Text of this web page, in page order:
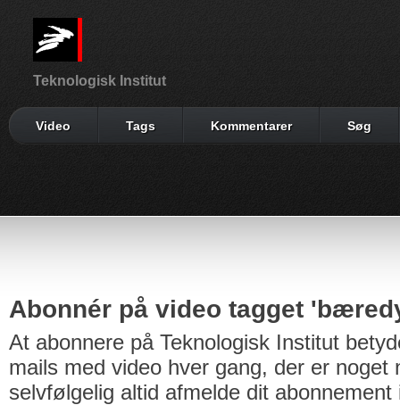
Teknologisk Institut
Video Tags Kommentarer Søg
Abonnér på video tagget
At abonnere på Teknologisk Institut
mails med video hver gang, der er noget
selvfølgelig altid afmelde dit abonnement